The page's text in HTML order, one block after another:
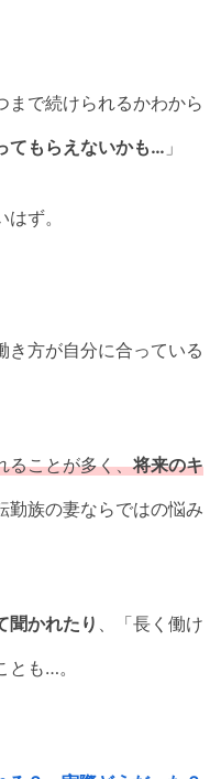
まで続けられるかわから
てもらえないかも… 」
ず。
き方が自分に合っている
ることが多く、将来のキ
勤族の妻ならではの悩み
聞かれたり
、「長く働け
とも…。